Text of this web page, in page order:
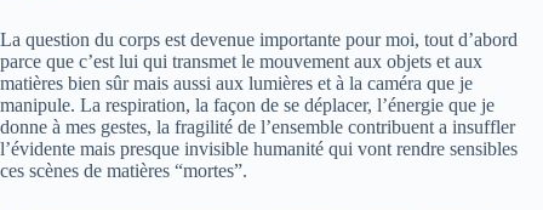
La question du corps est devenue importante pour moi, tout d’abord
parce que c’est lui qui transmet le mouvement aux objets et aux
matières bien sûr mais aussi aux lumières et à la caméra que je
manipule. La respiration, la façon de se déplacer, l’énergie que je
donne à mes gestes, la fragilité de l’ensemble contribuent a insuffler
l’évidente mais presque invisible humanité qui vont rendre sensibles
ces scènes de matières “mortes”.